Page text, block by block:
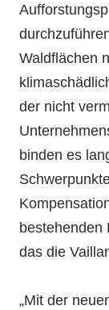
Waldflächen
der nicht
binden es
bestehenden
das die
„Mit der